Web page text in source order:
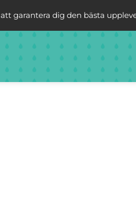
garantera dig den bästa